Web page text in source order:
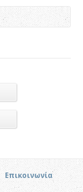
Επικοινωνία